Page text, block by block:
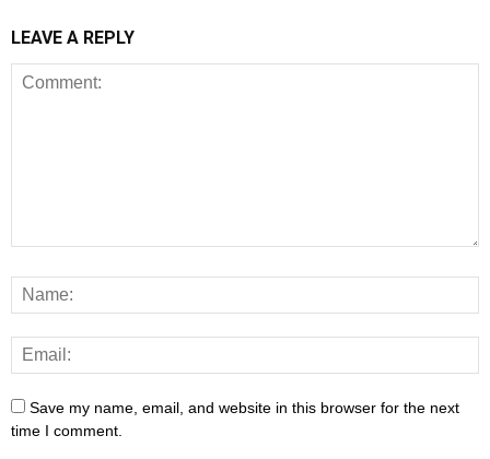
LEAVE A REPLY
Save my name, email, and website in this browser for the next
time I comment.